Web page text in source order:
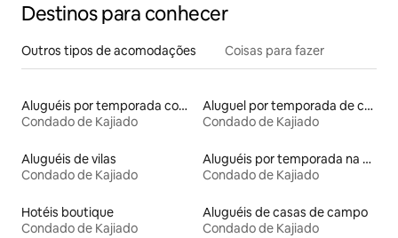
Destinos para conhecer
Outros tipos de acomodações Coisas para fazer
Aluguéis por temporada com cama de altura acessível
Condado de Kajiado
Aluguel por temporada de casas de hóspedes
Condado de Kajiado
Aluguéis de vilas
Condado de Kajiado
Aluguéis por temporada na orla
Condado de Kajiado
Hotéis boutique
Condado de Kajiado
Aluguéis de casas de campo
Condado de Kajiado